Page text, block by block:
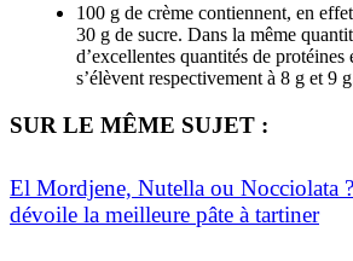
100 g de crème contiennent, en
30 g de sucre. Dans la même
d’excellentes quantités de protéines
s’élèvent respectivement à 8 g et 9
SUR LE MÊME SUJET :
El Mordjene, Nutella ou Nocciolata
dévoile la meilleure pâte à tartiner